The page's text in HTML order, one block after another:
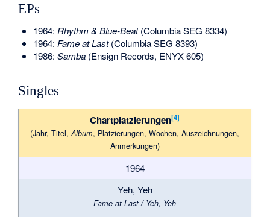
EPs
1964: Rhythm & Blue-Beat(Columbia SEG 8334)
1964: Fame at Last(Columbia SEG 8393)
1986: Samba(Ensign Records, ENYX 605)
Singles
Chartplatzierungen[4]
(Jahr, Titel,Album, Plat­zie­rungen, Wo­chen, Aus­zeich­nungen,
Anmer­kungen)
1964
Yeh, Yeh
Fame at Last / Yeh, Yeh